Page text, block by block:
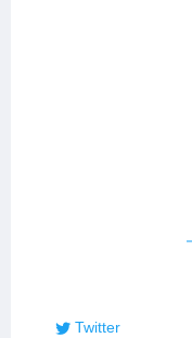
Twitter